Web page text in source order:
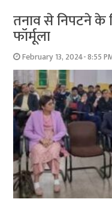
तनाव से निपटने के
फॉर्मूला
February 13, 2024- 8:55